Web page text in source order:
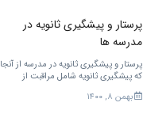
پرستار و پیشگیری ثانویه در
مدرسه ها
پرستار و پیشگیری ثانویه در مدرسه از آنجا
که پیشگیری ثانویه شامل مراقبت از
کودکان در زمان نیاز به مراقبت […]
بهمن ۸, ۱۴۰۰